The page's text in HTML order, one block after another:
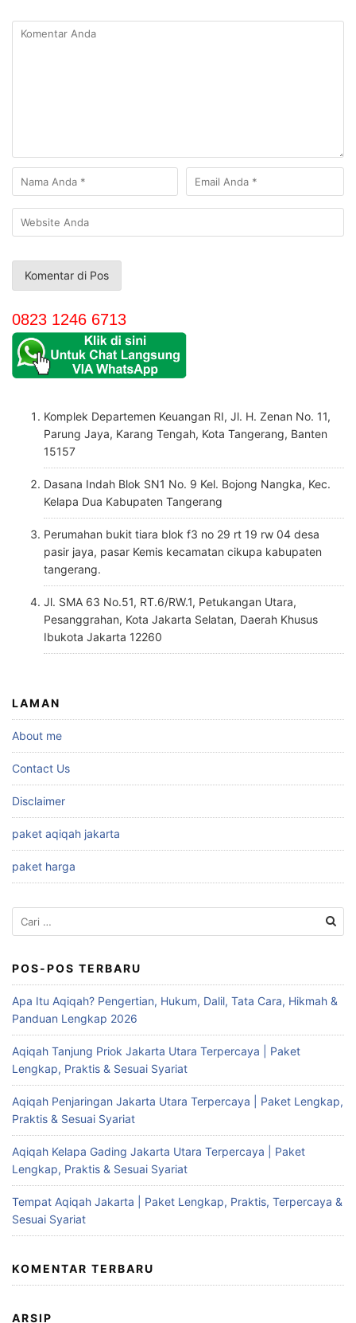
0823 1246 6713
Komplek Departemen Keuangan RI, Jl. H. Zenan No. 11,
Parung Jaya, Karang Tengah, Kota Tangerang, Banten
15157
Dasana Indah Blok SN1 No. 9 Kel. Bojong Nangka, Kec.
Kelapa Dua Kabupaten Tangerang
Perumahan bukit tiara blok f3 no 29 rt 19 rw 04 desa
pasir jaya, pasar Kemis kecamatan cikupa kabupaten
tangerang.
Jl. SMA 63 No.51, RT.6/RW.1, Petukangan Utara,
Pesanggrahan, Kota Jakarta Selatan, Daerah Khusus
Ibukota Jakarta 12260
LAMAN
About me
Contact Us
Disclaimer
paket aqiqah jakarta
paket harga
Cari
untuk:
POS-POS TERBARU
Apa Itu Aqiqah? Pengertian, Hukum, Dalil, Tata Cara, Hikmah &
Panduan Lengkap 2026
Aqiqah Tanjung Priok Jakarta Utara Terpercaya | Paket
Lengkap, Praktis & Sesuai Syariat
Aqiqah Penjaringan Jakarta Utara Terpercaya | Paket Lengkap,
Praktis & Sesuai Syariat
Aqiqah Kelapa Gading Jakarta Utara Terpercaya | Paket
Lengkap, Praktis & Sesuai Syariat
Tempat Aqiqah Jakarta | Paket Lengkap, Praktis, Terpercaya &
Sesuai Syariat
KOMENTAR TERBARU
ARSIP